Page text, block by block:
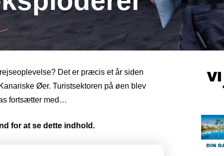
Det er præcis et år siden
Øer. Turistsektoren på øen blev
fortsætter med…
for at se dette indhold.